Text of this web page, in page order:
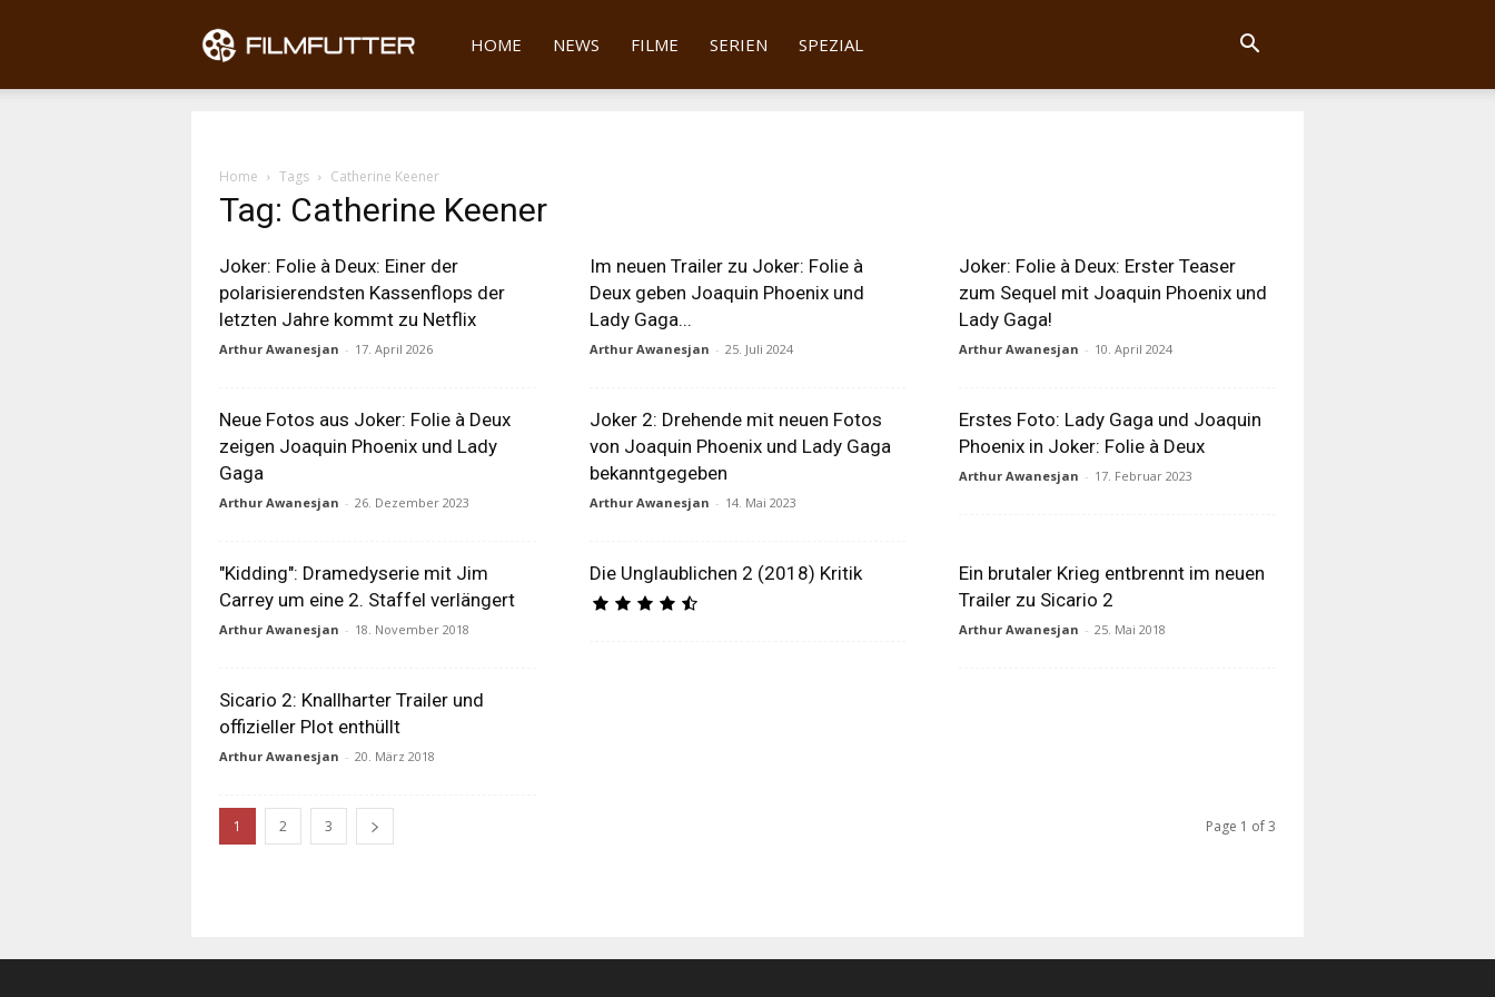
Filmfutter
HOME NEWS FILME SERIEN SPEZIAL
Home Tags Catherine Keener
Tag: Catherine Keener
Joker: Folie à Deux: Einer der
polarisierendsten Kassenflops der
letzten Jahre kommt zu Netflix
Arthur Awanesjan - 17. April 2026
Im neuen Trailer zu Joker: Folie à
Deux geben Joaquin Phoenix und
Lady Gaga...
Arthur Awanesjan - 25. Juli 2024
Joker: Folie à Deux: Erster Teaser
zum Sequel mit Joaquin Phoenix und
Lady Gaga!
Arthur Awanesjan - 10. April 2024
Neue Fotos aus Joker: Folie à Deux
zeigen Joaquin Phoenix und Lady
Gaga
Arthur Awanesjan - 26. Dezember 2023
Joker 2: Drehende mit neuen Fotos
von Joaquin Phoenix und Lady Gaga
bekanntgegeben
Arthur Awanesjan - 14. Mai 2023
Erstes Foto: Lady Gaga und Joaquin
Phoenix in Joker: Folie à Deux
Arthur Awanesjan - 17. Februar 2023
"Kidding": Dramedyserie mit Jim
Carrey um eine 2. Staffel verlängert
Arthur Awanesjan - 18. November 2018
Die Unglaublichen 2 (2018) Kritik
Ein brutaler Krieg entbrennt im neuen
Trailer zu Sicario 2
Arthur Awanesjan - 25. Mai 2018
Sicario 2: Knallharter Trailer und
offizieller Plot enthüllt
Arthur Awanesjan - 20. März 2018
1 2 3 Page 1 of 3